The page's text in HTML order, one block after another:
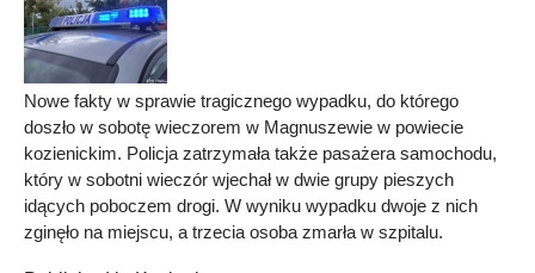
Nowe fakty w sprawie tragicznego wypadku, do którego
doszło w sobotę wieczorem w Magnuszewie w powiecie
kozienickim. Policja zatrzymała także pasażera samochodu,
który w sobotni wieczór wjechał w dwie grupy pieszych
idących poboczem drogi. W wyniku wypadku dwoje z nich
zginęło na miejscu, a trzecia osoba zmarła w szpitalu.